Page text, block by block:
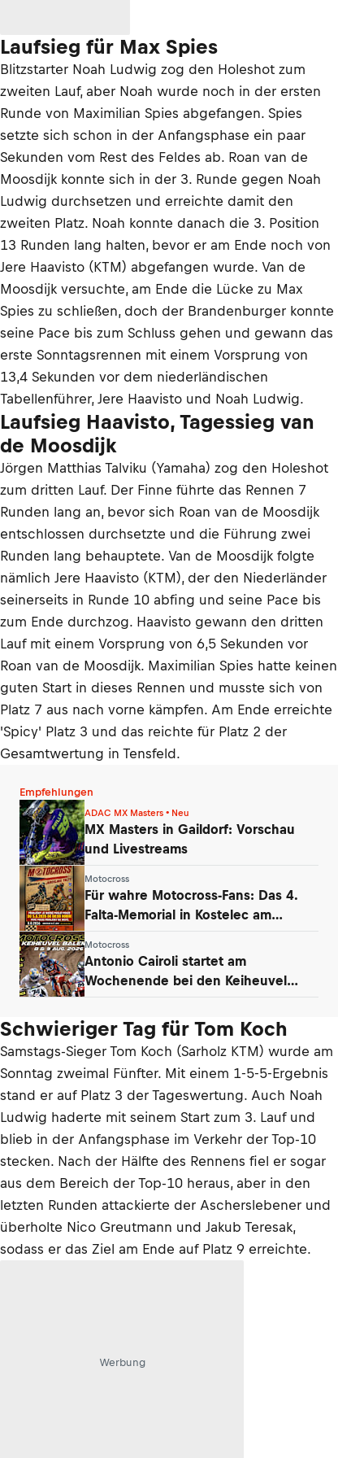
Laufsieg für Max Spies
Blitzstarter Noah Ludwig zog den Holeshot zum
zweiten Lauf, aber Noah wurde noch in der ersten
Runde von Maximilian Spies abgefangen. Spies
setzte sich schon in der Anfangsphase ein paar
Sekunden vom Rest des Feldes ab. Roan van de
Moosdijk konnte sich in der 3. Runde gegen Noah
Ludwig durchsetzen und erreichte damit den
zweiten Platz. Noah konnte danach die 3. Position
13 Runden lang halten, bevor er am Ende noch von
Jere Haavisto (KTM) abgefangen wurde. Van de
Moosdijk versuchte, am Ende die Lücke zu Max
Spies zu schließen, doch der Brandenburger konnte
seine Pace bis zum Schluss gehen und gewann das
erste Sonntagsrennen mit einem Vorsprung von
13,4 Sekunden vor dem niederländischen
Tabellenführer, Jere Haavisto und Noah Ludwig.
Laufsieg Haavisto, Tagessieg van
de Moosdijk
Jörgen Matthias Talviku (Yamaha) zog den Holeshot
zum dritten Lauf. Der Finne führte das Rennen 7
Runden lang an, bevor sich Roan van de Moosdijk
entschlossen durchsetzte und die Führung zwei
Runden lang behauptete. Van de Moosdijk folgte
nämlich Jere Haavisto (KTM), der den Niederländer
seinerseits in Runde 10 abfing und seine Pace bis
zum Ende durchzog. Haavisto gewann den dritten
Lauf mit einem Vorsprung von 6,5 Sekunden vor
Roan van de Moosdijk. Maximilian Spies hatte keinen
guten Start in dieses Rennen und musste sich von
Platz 7 aus nach vorne kämpfen. Am Ende erreichte
'Spicy' Platz 3 und das reichte für Platz 2 der
Gesamtwertung in Tensfeld.
Empfehlungen
ADAC MX Masters • Neu
MX Masters in Gaildorf: Vorschau
und Livestreams
Motocross
Für wahre Motocross-Fans: Das 4.
Falta-Memorial in Kostelec am
Motocross
Antonio Cairoli startet am
Wochenende bei den Keiheuvel
Schwieriger Tag für Tom Koch
Samstags-Sieger Tom Koch (Sarholz KTM) wurde am
Sonntag zweimal Fünfter. Mit einem 1-5-5-Ergebnis
stand er auf Platz 3 der Tageswertung. Auch Noah
Ludwig haderte mit seinem Start zum 3. Lauf und
blieb in der Anfangsphase im Verkehr der Top-10
stecken. Nach der Hälfte des Rennens fiel er sogar
aus dem Bereich der Top-10 heraus, aber in den
letzten Runden attackierte der Ascherslebener und
überholte Nico Greutmann und Jakub Teresak,
sodass er das Ziel am Ende auf Platz 9 erreichte.
Werbung